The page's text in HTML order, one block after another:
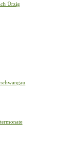
Ürzig